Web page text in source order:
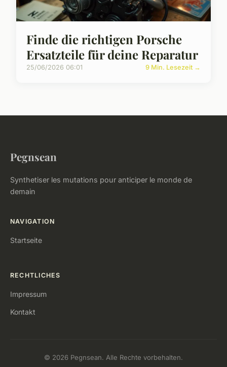
Finde die richtigen Porsche
Ersatzteile für deine Reparatur
25/06/2026 06:01 9 Min. Lesezeit →
Pegnsean
Synthetiser les mutations pour anticiper le monde de
demain
NAVIGATION
Startseite
RECHTLICHES
Impressum
Kontakt
© 2026 Pegnsean. Alle Rechte vorbehalten.